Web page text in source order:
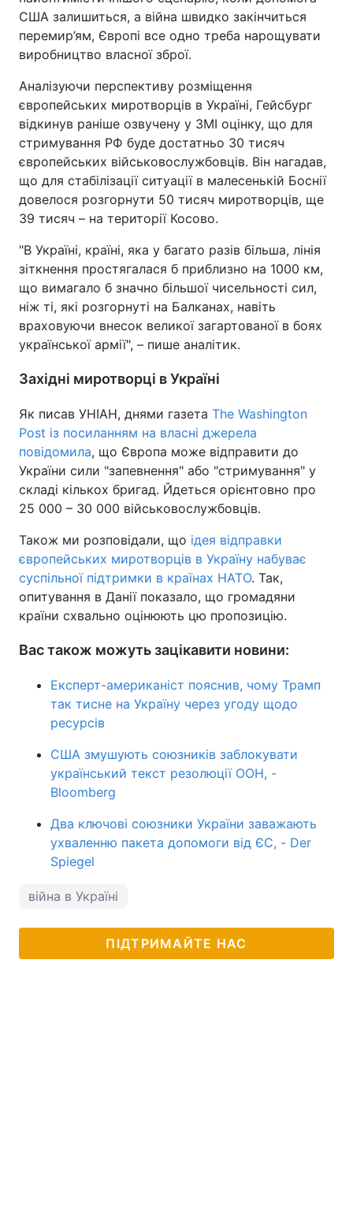
США залишиться, а війна швидко закінчиться
перемир’ям, Європі все одно треба нарощувати
виробництво власної зброї.
Аналізуючи перспективу розміщення
європейських миротворців в Україні, Гейсбург
відкинув раніше озвучену у ЗМІ оцінку, що для
стримування РФ буде достатньо 30 тисяч
європейських військовослужбовців. Він нагадав,
що для стабілізації ситуації в малесенькій Боснії
довелося розгорнути 50 тисяч миротворців, ще
39 тисяч – на території Косово.
"В Україні, країні, яка у багато разів більша, лінія
зіткнення простягалася б приблизно на 1000 км,
що вимагало б значно більшої чисельності сил,
ніж ті, які розгорнуті на Балканах, навіть
враховуючи внесок великої загартованої в боях
української армії", – пише аналітик.
Західні миротворці в Україні
Як писав УНІАН, днями газета The Washington
Post із посиланням на власні джерела
повідомила, що Європа може відправити до
України сили "запевнення" або "стримування" у
складі кількох бригад. Йдеться орієнтовно про
25 000 – 30 000 військовослужбовців.
Також ми розповідали, що ідея відправки
європейських миротворців в Україну набуває
суспільної підтримки в країнах НАТО. Так,
опитування в Данії показало, що громадяни
країни схвально оцінюють цю пропозицію.
Вас також можуть зацікавити новини:
Експерт-американіст пояснив, чому Трамп
так тисне на Україну через угоду щодо
ресурсів
США змушують союзників заблокувати
український текст резолюції ООН, -
Bloomberg
Два ключові союзники України заважають
ухваленню пакета допомоги від ЄС, - Der
Spiegel
війна в Україні
ПІДТРИМАЙТЕ НАС